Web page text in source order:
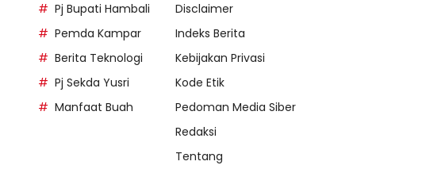
Pj Bupati Hambali
Pemda Kampar
Berita Teknologi
Pj Sekda Yusri
Manfaat Buah
Disclaimer
Indeks Berita
Kebijakan Privasi
Kode Etik
Pedoman Media Siber
Redaksi
Tentang